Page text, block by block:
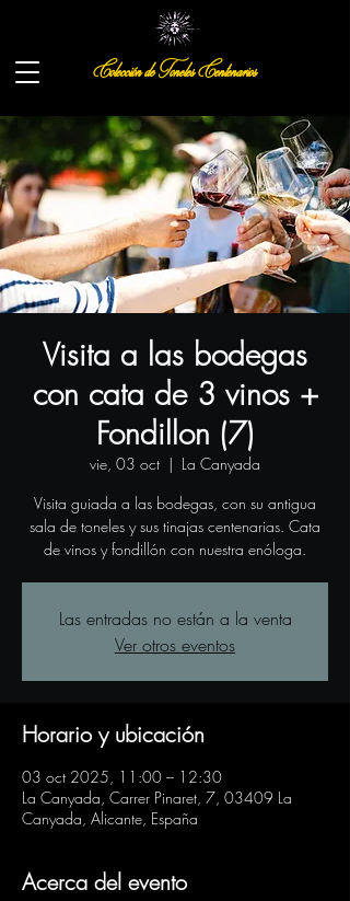
Colección de Toneles Centenarios
Visita a las bodegas
con cata de 3 vinos +
Fondillon (7)
vie, 03 oct
  |
La Canyada
Visita guiada a las bodegas, con su antigua
sala de toneles y sus tinajas centenarias. Cata
de vinos y fondillón con nuestra enóloga.
Las entradas no están a la venta
Ver otros eventos
Horario y ubicación
03 oct 2025, 11:00 – 12:30
La Canyada, Carrer Pinaret, 7, 03409 La
Canyada, Alicante, España
Acerca del evento